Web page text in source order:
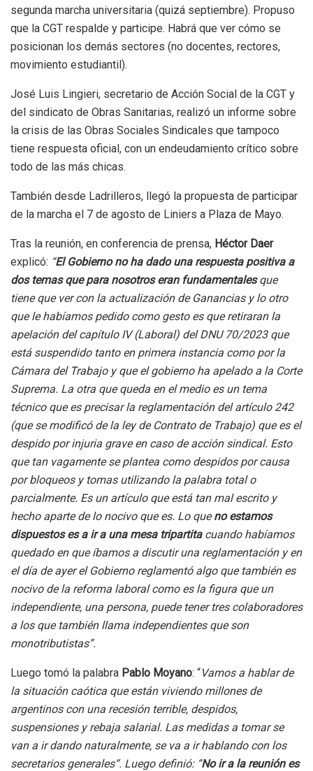
segunda marcha universitaria (quizá septiembre). Propuso
que la CGT respalde y participe. Habrá que ver cómo se
posicionan los demás sectores (no docentes, rectores,
movimiento estudiantil).
José Luis Lingieri, secretario de Acción Social de la CGT y
del sindicato de Obras Sanitarias, realizó un informe sobre
la crisis de las Obras Sociales Sindicales que tampoco
tiene respuesta oficial, con un endeudamiento crítico sobre
todo de las más chicas.
También desde Ladrilleros, llegó la propuesta de participar
de la marcha el 7 de agosto de Liniers a Plaza de Mayo.
Tras la reunión, en conferencia de prensa, Héctor Daer
explicó: “El Gobierno no ha dado una respuesta positiva a
dos temas que para nosotros eran fundamentalesque
tiene que ver con la actualización de Ganancias y lo otro
que le habíamos pedido como gesto es que retiraran la
apelación del capítulo IV (Laboral) del DNU 70/2023 que
está suspendido tanto en primera instancia como por la
Cámara del Trabajo y que el gobierno ha apelado a la Corte
Suprema. La otra que queda en el medio es un tema
técnico que es precisar la reglamentación del artículo 242
(que se modificó de la ley de Contrato de Trabajo) que es el
despido por injuria grave en caso de acción sindical. Esto
que tan vagamente se plantea como despidos por causa
por bloqueos y tomas utilizando la palabra total o
parcialmente. Es un artículo que está tan mal escrito y
hecho aparte de lo nocivo que es. Lo queno estamos
dispuestos es a ir a una mesa tripartitacuando habíamos
quedado en que íbamos a discutir una reglamentación y en
el día de ayer el Gobierno reglamentó algo que también es
nocivo de la reforma laboral como es la figura que un
independiente, una persona, puede tener tres colaboradores
a los que también llama independientes que son
monotributistas”.
Luego tomó la palabra Pablo Moyano: “Vamos a hablar de
la situación caótica que están viviendo millones de
argentinos con una recesión terrible, despidos,
suspensiones y rebaja salarial. Las medidas a tomar se
van a ir dando naturalmente, se va a ir hablando con los
secretarios generales“. Luego definió: “No ir a la reunión es